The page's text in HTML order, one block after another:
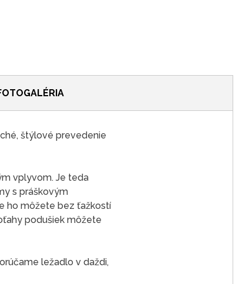
štýlové prevedenie
vplyvom. Je teda
s práškovým
ho môžete bez ťažkostí
podušiek môžete
ležadlo v daždi,